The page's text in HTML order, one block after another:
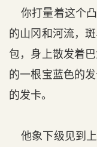
你打量着这个
的山冈和河流，
包，身上散发着
的一根宝蓝色的
的发卡。
他象下级见到